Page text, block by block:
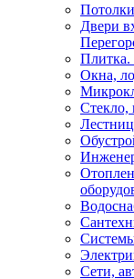
Двери
Плитка.
Окна,
Стекло,
Сети,